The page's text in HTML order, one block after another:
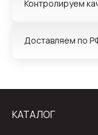
Контролируем
Доставляем по
КАТАЛОГ
Комментарий
даю согласие
данных